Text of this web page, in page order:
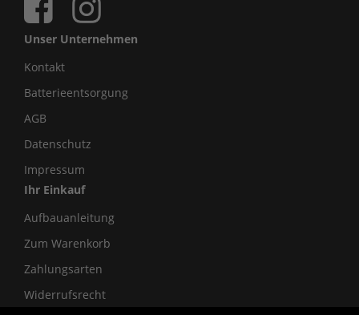
Unser Unternehmen
Kontakt
Batterieentsorgung
AGB
Datenschutz
Impressum
Ihr Einkauf
Aufbauanleitung
Zum Warenkorb
Zahlungsarten
Widerrufsrecht